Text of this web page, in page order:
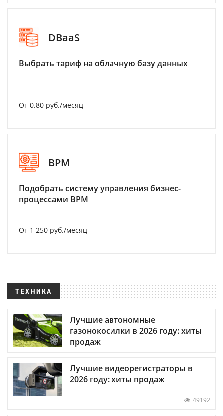
DBaaS
Выбрать тариф на облачную базу данных
От 0.80 руб./месяц
BPM
Подобрать систему управления бизнес-
процессами BPM
От 1 250 руб./месяц
ТЕХНИКА
Лучшие автономные
газонокосилки в 2026 году: хиты
продаж
Лучшие видеорегистраторы в
2026 году: хиты продаж
49192